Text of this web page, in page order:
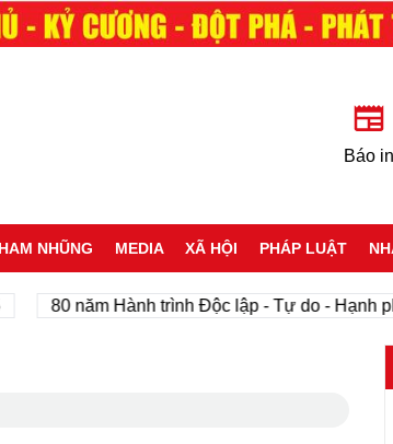
Báo in
NHŨNG MEDIA XÃ HỘI PHÁP LUẬT
80 năm Hành trình Độc lập - Tự do - Hạnh phúc